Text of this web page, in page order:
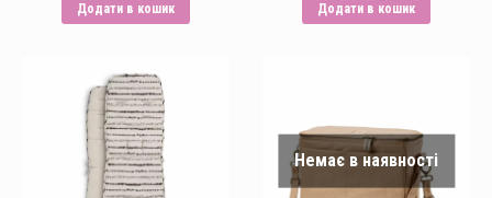
Додати в кошик Додати в кошик
Немає в наявності